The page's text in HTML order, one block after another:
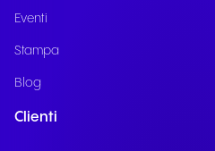
Eventi
Stampa
Blog
Clienti